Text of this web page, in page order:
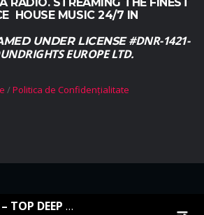
HOUSE MUSIC 24/7 IN
UNDER LICENSE#DNR-1421-
EUROPE LTD.
Politica de Confidențialitate
DEEPNOVA – TOP DEEP HOUSE
( Rusă